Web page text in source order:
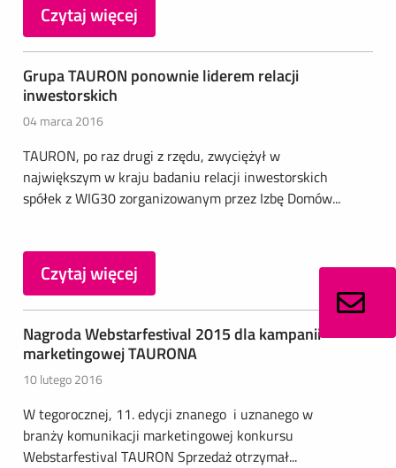
Czytaj więcej
Grupa TAURON ponownie liderem relacji
inwestorskich
04 marca 2016
TAURON, po raz drugi z rzędu, zwyciężył w
największym w kraju badaniu relacji inwestorskich
spółek z WIG30 zorganizowanym przez Izbę Domów...
Czytaj więcej
Nagroda Webstarfestival 2015 dla kampanii
marketingowej TAURONA
10 lutego 2016
W tegorocznej, 11. edycji znanego i uznanego w
branży komunikacji marketingowej konkursu
Webstarfestival TAURON Sprzedaż otrzymał...